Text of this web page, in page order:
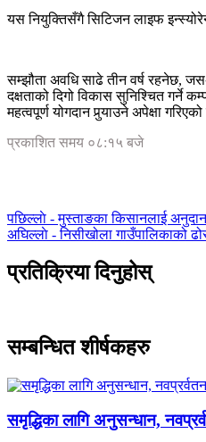
यस नियुक्तिसँगै सिटिजन लाइफ
सम्झौता अवधि साढे तीन वर्ष रहनेछ,
दक्षताको दिगो विकास सुनिश्चित गर्ने
महत्वपूर्ण योगदान पुर्‍याउने अपेक्षा
प्रकाशित समय ०८:१५ बजे
पछिल्लाे -मुस्ताङका किसानलाई
अघिल्लाे -निसीखोला गाउँपालिकाको
प्रतिक्रिया दिनुहोस्
सम्बन्धित शीर्षकहरु
समृद्धिका लागि अनुसन्धान,